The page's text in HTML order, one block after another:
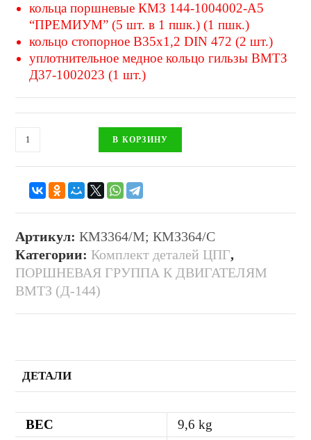
кольца поршневые КМЗ 144-1004002-А5
“ПРЕМИУМ” (5 шт. в 1 пшк.) (1 пшк.)
кольцо стопорное В35х1,2 DIN 472 (2 шт.)
уплотнительное медное кольцо гильзы ВМТЗ
Д37-1002023 (1 шт.)
В КОРЗИНУ
Артикул:КМЗ364/М; КМЗ364/С
Категории: Комплект деталей ЦПГ,
ПОРШНЕВАЯ ГРУППА К ДВИГАТЕЛЯМ
ВМТЗ (Д-144)
ДЕТАЛИ
ВЕС
9,6 kg